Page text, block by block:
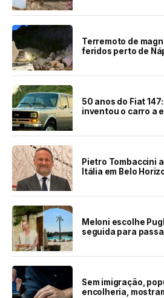
Terremoto de
feridos perto de
50 anos do Fiat
inventou o carro a
Pietro Tombaccini
Itália em Belo
Meloni escolhe
seguida para
Sem imigração,
encolheria,